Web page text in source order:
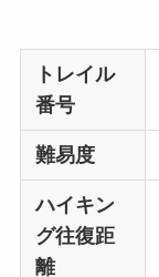
トレイル
番号
難易度
ハイキン
グ往復距
離